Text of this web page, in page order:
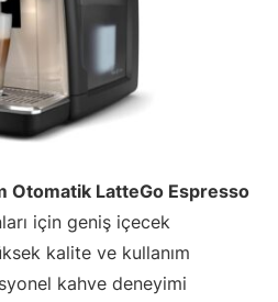
Otomatik LatteGo Espresso
için geniş içecek
kalite ve kullanım
kahve deneyimi